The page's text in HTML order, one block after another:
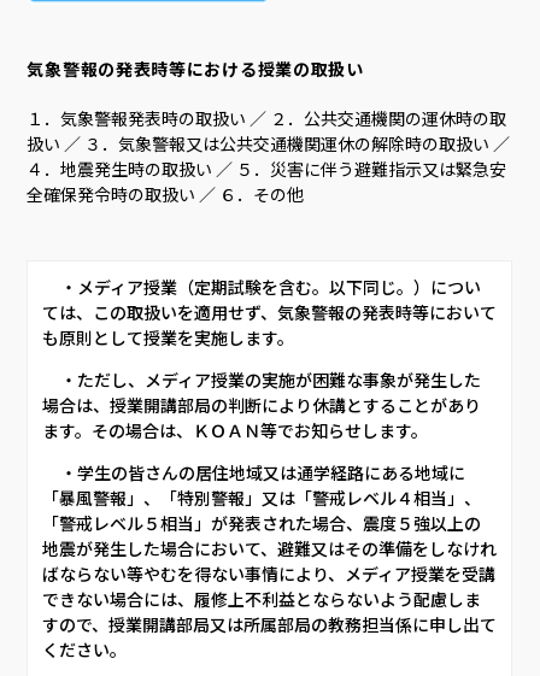
気象警報の発表時等における授業の取扱い
１．気象警報発表時の取扱い ／ ２．公共交通機関の運休時の取
扱い ／ ３．気象警報又は公共交通機関運休の解除時の取扱い ／
４．地震発生時の取扱い ／ ５．災害に伴う避難指示又は緊急安
全確保発令時の取扱い ／ ６．その他
ては、この取扱いを適用せず、気象警報の発表時等において
も原則として授業を実施します。
場合は、授業開講部局の判断により休講とすることがあり
ます。その場合は、ＫＯＡＮ等でお知らせします。
「暴風警報」、「特別警報」又は「警戒レベル４相当」、
「警戒レベル５相当」が発表された場合、震度５強以上の
地震が発生した場合において、避難又はその準備をしなけれ
ばならない等やむを得ない事情により、メディア授業を受講
できない場合には、履修上不利益とならないよう配慮しま
すので、授業開講部局又は所属部局の教務担当係に申し出て
ください。